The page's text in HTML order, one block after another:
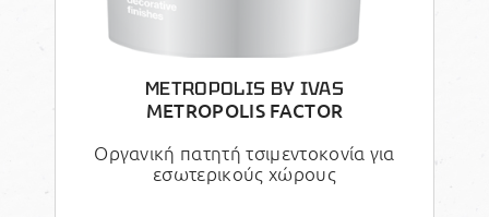
METROPOLIS BY IVAS
METROPOLIS FACTOR
Οργανική πατητή τσιμεντοκονία για
εσωτερικούς χώρους